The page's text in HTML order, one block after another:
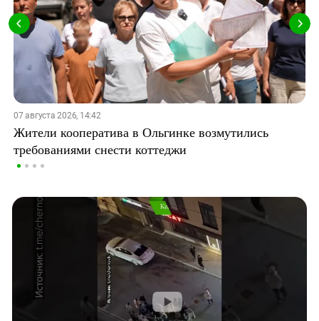
07 августа 2026, 14:42
Жители кооператива в Ольгинке возмутились
требованиями снести коттеджи